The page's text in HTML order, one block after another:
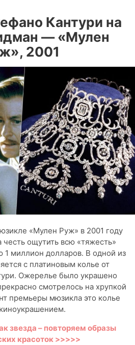
Кантури на
— «Мулен
2001
«Мулен Руж» в 2001 году
ощутить всю «тяжесть»
1 миллион долларов. В одной из
с платиновым колье от
Ожерелье было украшено
смотрелось на хрупкой
премьеры мюзикла это колье
звезда – повторяем образы
красоток >>>>>